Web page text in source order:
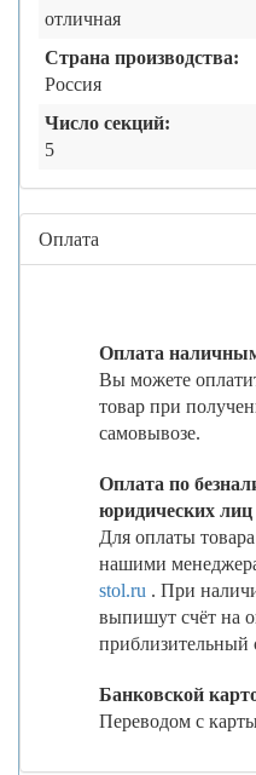
отличная
Страна производства:
Россия
Число секций:
5
Оплата
Оплата
Вы можете
товар при
самовывозе.
Оплата по
юридических лиц
Для оплаты
нашими
stol.ru . При
выпишут счёт на
приблизительный
Банковской
Переводом с